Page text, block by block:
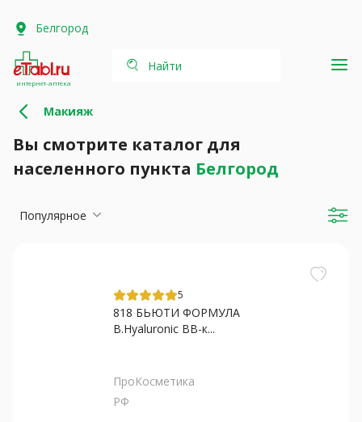
Белгород
интернет-аптека
Найти
Макияж
Вы смотрите каталог для
населенного пункта Белгород
Популярное
5
818 БЬЮТИ ФОРМУЛА
B.Hyaluronic ВВ-к...
ПроКосметика
РФ